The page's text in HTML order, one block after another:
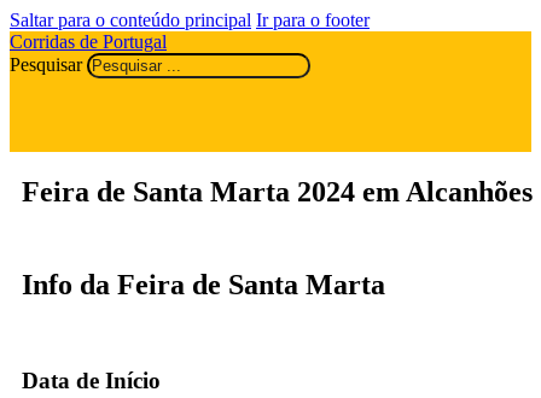
Saltar para o conteúdo principal Ir para o footer
Corridas de Portugal
Pesquisar
Feira de Santa Marta 2024 em Alcanhões
Info da Feira de Santa Marta
Data de Início